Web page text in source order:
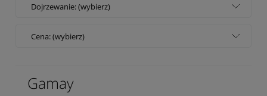
Dojrzewanie: (wybierz)
Cena: (wybierz)
Gamay